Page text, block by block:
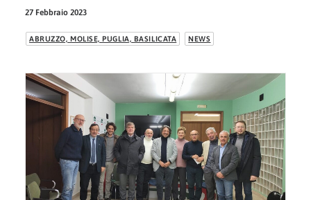
27 Febbraio 2023
ABRUZZO, MOLISE, PUGLIA, BASILICATA NEWS